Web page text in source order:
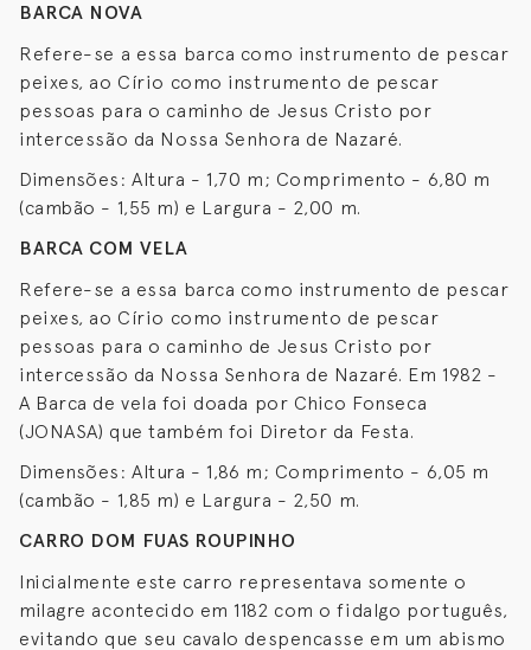
BARCA NOVA
Refere-se a essa barca como instrumento de pescar
peixes, ao Círio como instrumento de pescar
pessoas para o caminho de Jesus Cristo por
intercessão da Nossa Senhora de Nazaré.
Dimensões: Altura - 1,70 m; Comprimento - 6,80 m
(cambão - 1,55 m) e Largura - 2,00 m.
BARCA COM VELA
Refere-se a essa barca como instrumento de pescar
peixes, ao Círio como instrumento de pescar
pessoas para o caminho de Jesus Cristo por
intercessão da Nossa Senhora de Nazaré. Em 1982 -
A Barca de vela foi doada por Chico Fonseca
(JONASA) que também foi Diretor da Festa.
Dimensões: Altura - 1,86 m; Comprimento - 6,05 m
(cambão - 1,85 m) e Largura - 2,50 m.
CARRO DOM FUAS ROUPINHO
Inicialmente este carro representava somente o
milagre acontecido em 1182 com o fidalgo português,
evitando que seu cavalo despencasse em um abismo